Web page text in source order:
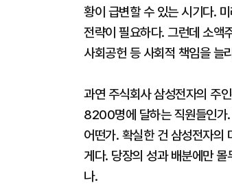
황이 급변할 수 있는 시기다.
전략이 필요하다. 그런데 소액
사회공헌 등 사회적 책임을 늘
과연 주식회사 삼성전자의 주
8200명에 달하는 직원들인가
어떤가. 확실한 건 삼성전자의
게다. 당장의 성과 배분에만
나.